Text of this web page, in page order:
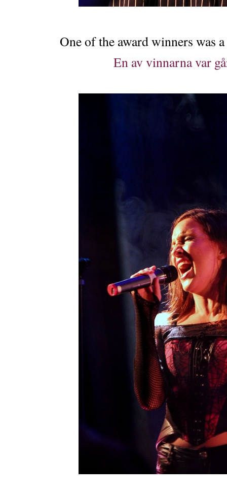
One of the award winners was
En av vinnarna var